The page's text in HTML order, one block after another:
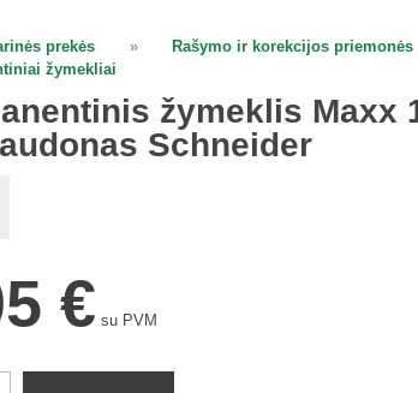
prekės » Rašymo ir korekcijos priemonės
žymekliai
žymeklis Maxx
Schneider
€ su PVM